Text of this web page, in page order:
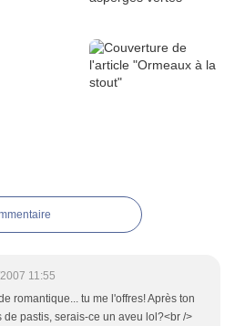
11:55
romantique... tu me l'offres! Après ton
de pastis, serais-ce un aveu lol?<br />